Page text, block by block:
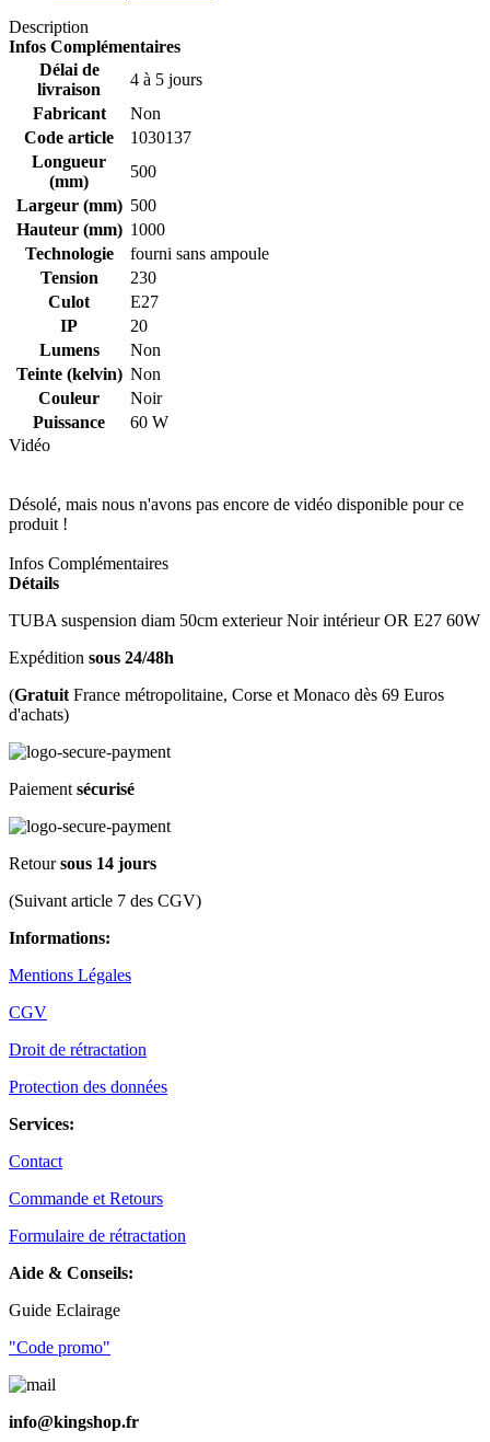
Description
Infos Complémentaires
Délai de
livraison
4 à 5 jours
Fabricant
Non
Code article
1030137
Longueur
(mm)
500
Largeur (mm) 500
Hauteur (mm) 1000
Technologie
fourni sans ampoule
Tension
230
Culot
E27
IP
20
Lumens
Non
Teinte (kelvin) Non
Couleur
Noir
Puissance
60 W
Vidéo
Désolé, mais nous n'avons pas encore de vidéo disponible pour ce
produit !
Infos Complémentaires
Détails
TUBA suspension diam 50cm exterieur Noir intérieur OR E27 60W
Expédition sous 24/48h
(Gratuit France métropolitaine, Corse et Monaco dès 69 Euros
d'achats)
Paiement sécurisé
Retoursous 14 jours
(Suivant article 7 des CGV)
Informations:
Mentions Légales
CGV
Droit de rétractation
Protection des données
Services:
Contact
Commande et Retours
Formulaire de rétractation
Aide & Conseils:
Guide Eclairage
"Code promo"
info@kingshop.fr